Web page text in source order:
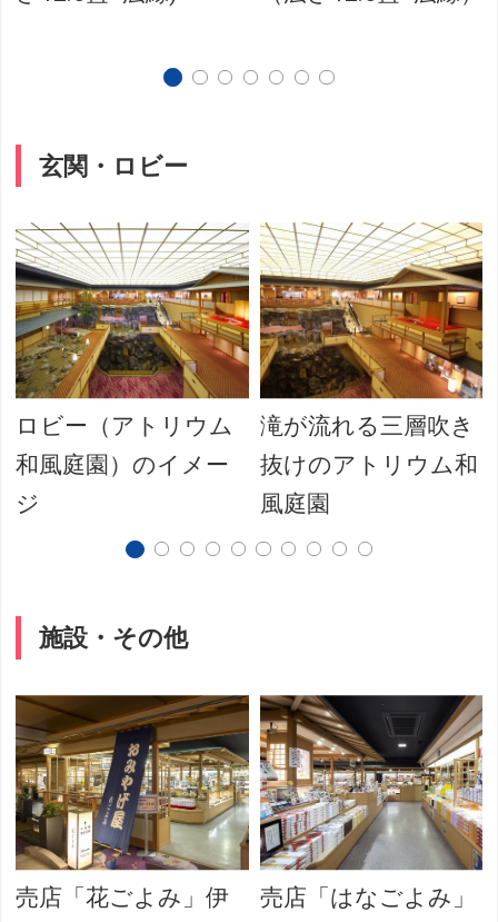
玄関・ロビー
ロビー（アトリウム
和風庭園）のイメー
ジ
滝が流れる三層吹き
抜けのアトリウム和
風庭園
施設・その他
売店「花ごよみ」伊
売店「はなごよみ」